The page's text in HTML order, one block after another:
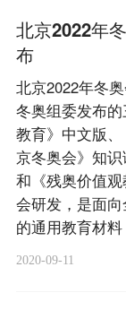
北京2022年
布
北京2022年冬
冬奥组委发布
教育》中文版
京冬奥会》知
和《残奥价值
会研发，是面
的通用教育材
2020-09-11